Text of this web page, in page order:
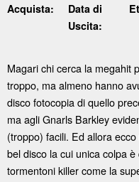
Acquista:
Data di
Uscita:
Magari chi cerca la megahit
troppo, ma almeno hanno
disco fotocopia di quello
ma agli Gnarls Barkley
(troppo) facili. Ed allora ecco
bel disco la cui unica colpa
tormentoni killer come la